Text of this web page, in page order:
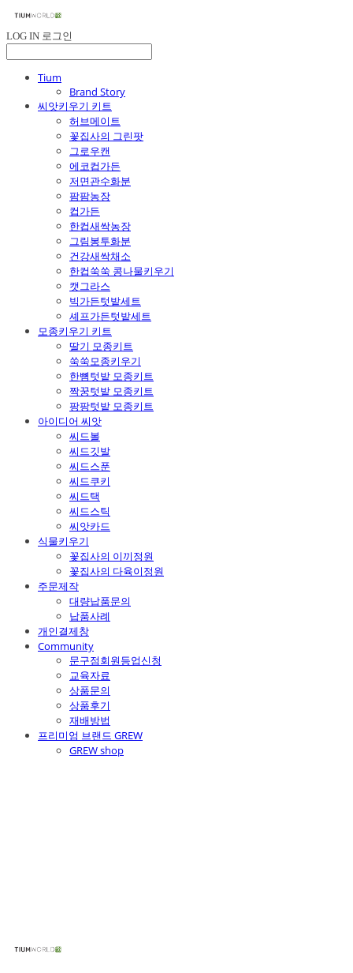
LOG IN 로그인
Tium
Brand Story
씨앗키우기 키트
허브메이트
꽃집사의 그린팟
그로우캔
에코컵가든
저면관수화분
팜팜농장
컵가든
한컵새싹농장
그림봉투화분
건강새싹채소
한컵쑥쑥 콩나물키우기
캣그라스
빅가든텃밭세트
셰프가든텃밭세트
모종키우기 키트
딸기 모종키트
쑥쑥모종키우기
한뼘텃밭 모종키트
짝꿍텃밭 모종키트
팡팡텃밭 모종키트
아이디어 씨앗
씨드볼
씨드깃발
씨드스푼
씨드쿠키
씨드택
씨드스틱
씨앗카드
식물키우기
꽃집사의 이끼정원
꽃집사의 다육이정원
주문제작
대량납품문의
납품사례
개인결제창
Community
문구점회원등업신청
교육자료
상품문의
상품후기
재배방법
프리미엄 브랜드 GREW
GREW shop